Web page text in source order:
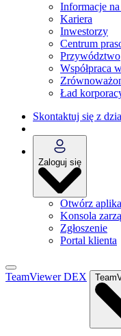
Informacje
Kariera
Inwestorzy
Centrum
Przywództwo
Współpraca
Ład
Skontaktuj się z
Zaloguj się
Otwórz
Konsola
Zgłoszenie
Portal klienta
TeamViewer DEX